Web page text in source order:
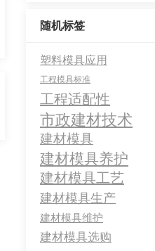
随机标签
塑料模具应用
工程模具标准
工程适配性
市政建材技术
建材模具
建材模具养护
建材模具工艺
建材模具生产
建材模具维护
建材模具选购